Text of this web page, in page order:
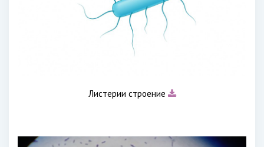
Листерии строение